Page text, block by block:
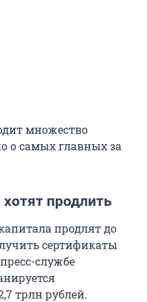
множество
о самых главных за
продлить
продлят до
сертификаты
службе
трлн рублей.